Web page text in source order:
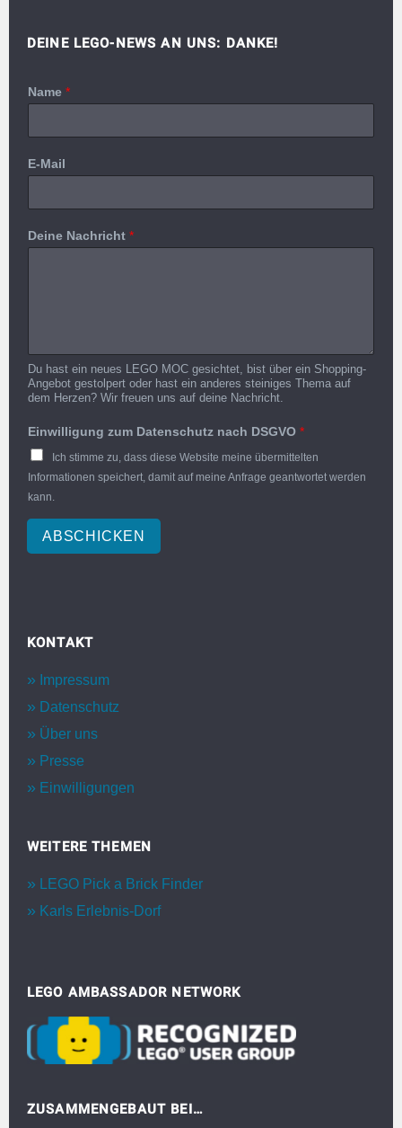
DEINE LEGO-NEWS AN UNS: DANKE!
Name *
E-Mail
Deine Nachricht *
Du hast ein neues LEGO MOC gesichtet, bist über ein Shopping-
Angebot gestolpert oder hast ein anderes steiniges Thema auf
dem Herzen? Wir freuen uns auf deine Nachricht.
Einwilligung zum Datenschutz nach DSGVO *
Ich stimme zu, dass diese Website meine übermittelten
Informationen speichert, damit auf meine Anfrage geantwortet werden
kann.
ABSCHICKEN
KONTAKT
Impressum
Datenschutz
Über uns
Presse
Einwilligungen
WEITERE THEMEN
LEGO Pick a Brick Finder
Karls Erlebnis-Dorf
LEGO AMBASSADOR NETWORK
ZUSAMMENGEBAUT BEI…